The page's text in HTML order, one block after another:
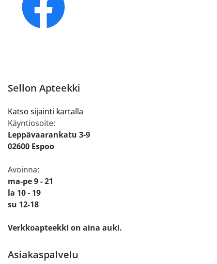
Sellon Apteekki
Katso sijainti kartalla
Käyntiosoite:
Leppävaarankatu 3-9
02600 Espoo
Avoinna:
ma-pe 9 - 21
la 10 - 19
su 12-18
Verkkoapteekki on aina auki.
Asiakaspalvelu